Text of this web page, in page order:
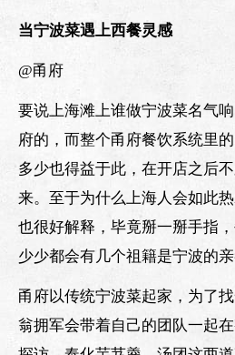
当宁波菜遇上西餐灵感
@甬府
要说上海滩上谁做宁波菜名气
府的，而整个甬府餐饮系统里
多少也得益于此，在开店之后
来。至于为什么上海人会如此
也很好解释，毕竟掰一掰手指
少少都会有几个祖籍是宁波的亲
甬府以传统宁波菜起家，为了
翁拥军会带着自己的团队一起